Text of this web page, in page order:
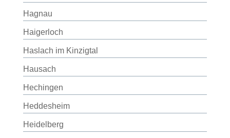
Hagnau
Haigerloch
Haslach im Kinzigtal
Hausach
Hechingen
Heddesheim
Heidelberg